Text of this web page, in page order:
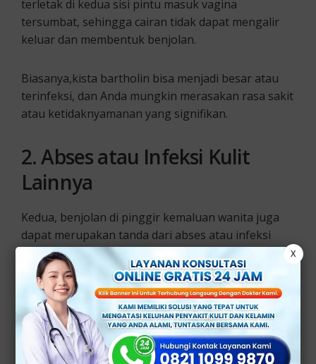
terletak di kedua sisi pintu masuk vagina
tersumbat, sehingga cairan tidak dapat mengalir
keluar dan membentuk benjolan.
Biasanya,kista bartholin bisa menjadi besar atau
terinfeksi, dan Anda mungkin merasakan rasa sakit
atau ketidaknyamanan yang signifikan.
2. Abses atau Infeksi Kulit
Lainnya
Kedua, benjolan di pinggir kemaluan wanita juga
dapat merupakan tanda dari abses atau infeksi
kulit lainnya.
Abses adalah kantong berisi nanah yang terbentuk
di bawah kulit sebagai respons terhadap infeksi
bakteri atau jamur yang menyebabkan benjolan,
kemerahan, atau rasa sakit.
X